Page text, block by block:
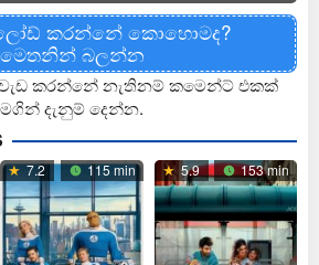
කරන්නේ කොහොමද?
මෙතනින් බලන්න
කරන්නේ නැතිනම් කමෙන්ට් එකක්
මගින් දැනුම් දෙන්න.
7.2 115 min 5.9 153 min